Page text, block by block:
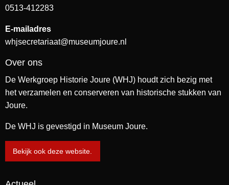
0513-412283
E-mailadres
whjsecretariaat@museumjoure.nl
Over ons
De Werkgroep Historie Joure (WHJ) houdt zich bezig met
het verzamelen en conserveren van historische stukken van
Joure.
De WHJ is gevestigd in Museum Joure.
Bekijk ook deze website.